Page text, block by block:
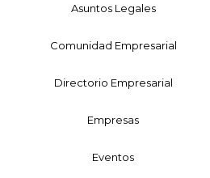
Asuntos Legales
Comunidad Empresarial
Directorio Empresarial
Empresas
Eventos